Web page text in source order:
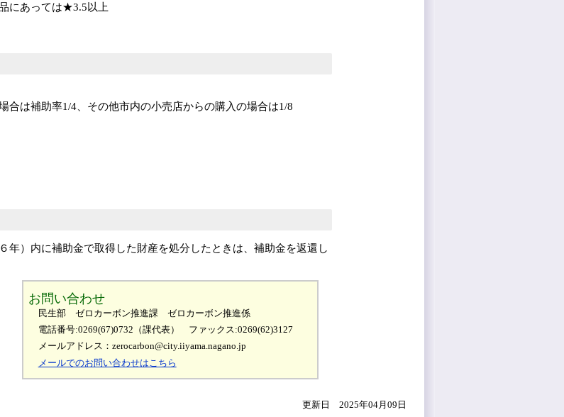
にあっては★3.5以上
合は補助率1/4、その他市内の小売店からの購入の場合は1/8
年）内に補助金で取得した財産を処分したときは、補助金を返還し
お問い合わせ
民生部 ゼロカーボン推進課 ゼロカーボン推進係
電話番号:0269(67)0732（課代表） ファックス:0269(62)3127
メールアドレス：zerocarbon@city.iiyama.nagano.jp
メールでのお問い合わせはこちら
更新日 2025年04月09日